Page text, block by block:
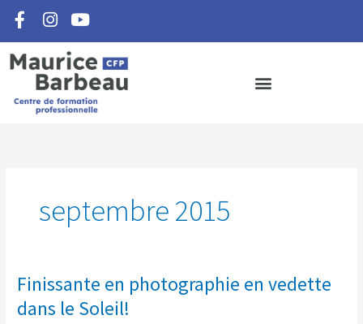
contenu
F
a
c
e
b
o
I
n
s
t
a
g
r
Y
o
u
t
u
b
e
septembre 2015
Finissante en photographie en vedette
dans le Soleil!
Finissante
photographie